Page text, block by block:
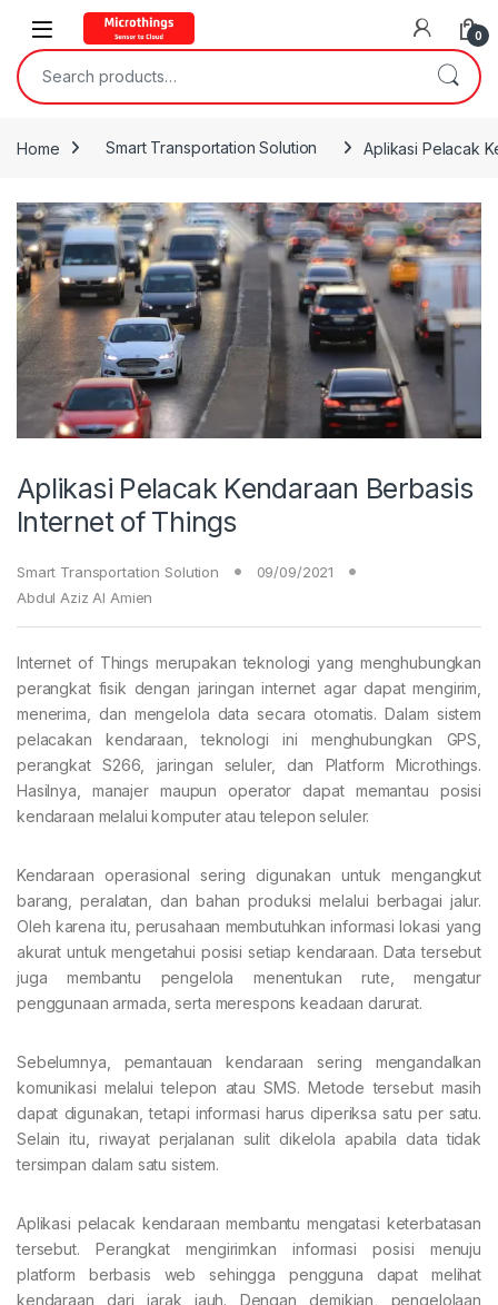
Open 0
Search for:
Home Smart Transportation Solution Aplikasi Pelacak
Aplikasi Pelacak Kendaraan Berbasis
Internet of Things
Smart Transportation Solution
09/09/2021
Abdul Aziz Al Amien
Internet of Things merupakan teknologi yang menghubungkan
perangkat fisik dengan jaringan internet agar dapat mengirim,
menerima, dan mengelola data secara otomatis. Dalam sistem
pelacakan kendaraan, teknologi ini menghubungkan GPS,
perangkat S266, jaringan seluler, dan Platform Microthings.
Hasilnya, manajer maupun operator dapat memantau posisi
kendaraan melalui komputer atau telepon seluler.
Kendaraan operasional sering digunakan untuk mengangkut
barang, peralatan, dan bahan produksi melalui berbagai jalur.
Oleh karena itu, perusahaan membutuhkan informasi lokasi yang
akurat untuk mengetahui posisi setiap kendaraan. Data tersebut
juga membantu pengelola menentukan rute, mengatur
penggunaan armada, serta merespons keadaan darurat.
Sebelumnya, pemantauan kendaraan sering mengandalkan
komunikasi melalui telepon atau SMS. Metode tersebut masih
dapat digunakan, tetapi informasi harus diperiksa satu per satu.
Selain itu, riwayat perjalanan sulit dikelola apabila data tidak
tersimpan dalam satu sistem.
Aplikasi pelacak kendaraan membantu mengatasi keterbatasan
tersebut. Perangkat mengirimkan informasi posisi menuju
platform berbasis web sehingga pengguna dapat melihat
kendaraan dari jarak jauh. Dengan demikian, pengelolaan